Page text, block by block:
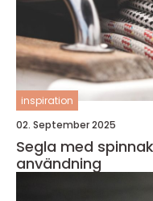
inspiration
02. September 2025
Segla med
användning